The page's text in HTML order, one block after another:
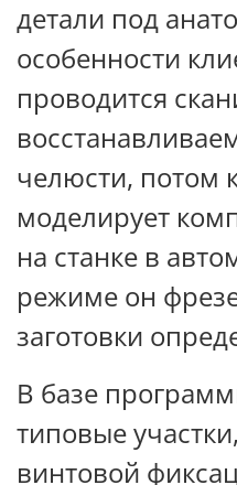
детали под
особенности
проводится
челюсти, потом
моделирует
на станке в
режиме он
заготовки
В базе
типовые
винтовой